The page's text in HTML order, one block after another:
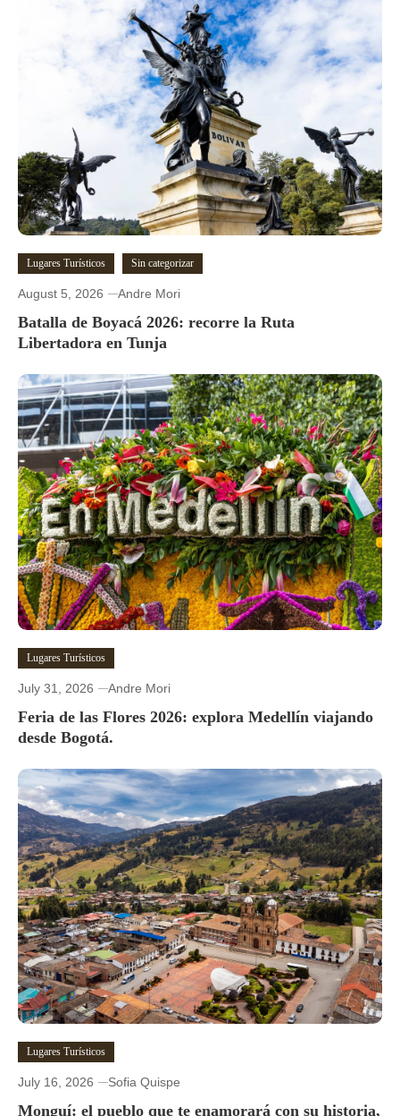
Lugares Turísticos Sin categorizar
August 5, 2026 Andre Mori
Batalla de Boyacá 2026: recorre la Ruta
Libertadora en Tunja
Lugares Turísticos
July 31, 2026 Andre Mori
Feria de las Flores 2026: explora Medellín viajando
desde Bogotá.
Lugares Turísticos
July 16, 2026 Sofia Quispe
Monguí: el pueblo que te enamorará con su historia,